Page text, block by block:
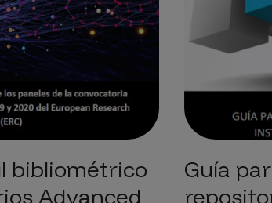
bibliométrico
Advanced
Guía